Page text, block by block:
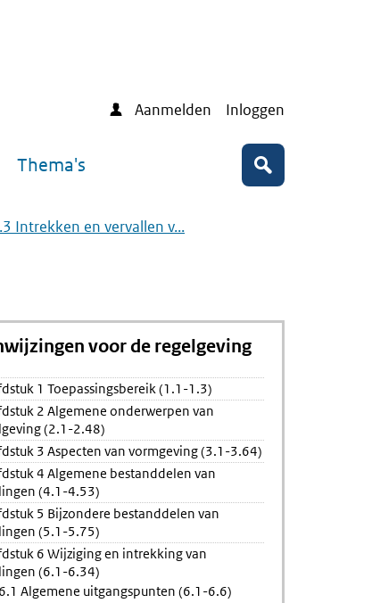
Aanmelden Inloggen
Thema's Zoeken
Intrekken en vervallen v...
voor de regelgeving
1 Toepassingsbereik (1.1-1.3)
2 Algemene onderwerpen van
(2.1-2.48)
3 Aspecten van vormgeving (3.1-3.64)
4 Algemene bestanddelen van
(4.1-4.53)
5 Bijzondere bestanddelen van
(5.1-5.75)
6 Wijziging en intrekking van
(6.1-6.34)
Algemene uitgangspunten (6.1-6.6)